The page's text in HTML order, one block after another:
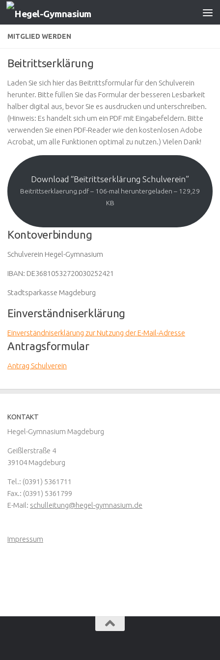
Zum Inhalt springen
MITGLIED WERDEN
Beitrittserklärung
Laden Sie sich hier das Beitrittsformular für den Schulverein
herunter. Bitte füllen Sie das Formular der besseren Lesbarkeit
halber digital aus, bevor Sie es ausdrucken und unterschreiben.
(Hinweis: Es handelt sich um ein PDF mit Eingabefeldern. Bitte
verwenden Sie einen PDF-Reader wie den kostenlosen Adobe
Acrobat, um alle Funktionen optimal zu nutzen.) Vielen Dank!
Download “Beitrittserklärung Schulverein”
Beitrittserklaerung.pdf – 106-mal heruntergeladen – 129,29
KB
Kontoverbindung
Schulverein Hegel-Gymnasium
IBAN: DE36810532720030252421
Stadtsparkasse Magdeburg
Einverständniserklärung
Einverständniserklärung zur Nutzung der E-Mail-Adresse
Antragsformular
Antrag Schulverein
KONTAKT
Hegel-Gymnasium Magdeburg
Geißlerstraße 4
39104 Magdeburg
Tel.: (0391) 5361711
Fax.: (0391) 5361799
E-Mail: schulleitung@hegel-gymnasium.de
Impressum